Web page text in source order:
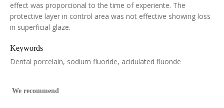
effect was proporcional to the time of experiente. The
protective layer in control area was not effective showing loss
in superficial glaze.
Keywords
Dental porcelain, sodium fluoride, acidulated fluonde
We recommend